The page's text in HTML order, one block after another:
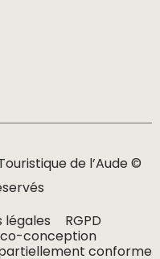
de l’Aude ©
légales
RGPD
conception
conforme